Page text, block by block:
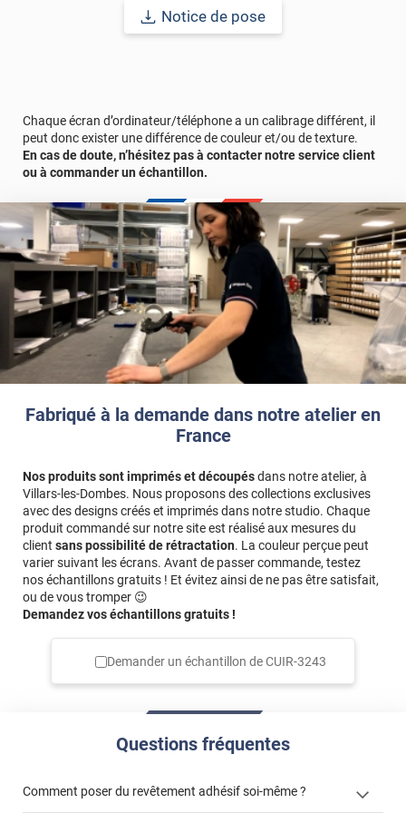
Fabriqué à la demande dans notre atelier en
France
Nos produits sont imprimés et découpésdans notre atelier, à
Villars-les-Dombes. Nous proposons des collections exclusives
avec des designs créés et imprimés dans notre studio. Chaque
produit commandé sur notre site est réalisé aux mesures du
client sans possibilité de rétractation. La couleur perçue peut
varier suivant les écrans. Avant de passer commande, testez
nos échantillons gratuits ! Et évitez ainsi de ne pas être satisfait,
ou de vous tromper 😉
Demandez vos échantillons gratuits !
Demander un échantillon deCUIR-3243
Questions fréquentes
Comment poser du revêtement adhésif soi-même ?
Notice de pose
Chaque écran d’ordinateur/téléphone a un calibrage différent, il
peut donc exister une différence de couleur et/ou de texture.
En cas de doute, n’hésitez pas à contacter notre service client
ou à commander un échantillon.